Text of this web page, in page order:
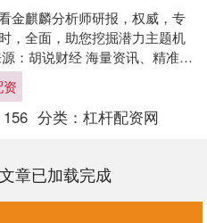
金麒麟分析师研报，权威，专
，全面，助您挖掘潜力主题机
：胡说财经 海量资讯、精准解
新浪财经APP 责任编辑：杨
156 分类： 杠杆配资网
章已加载完成